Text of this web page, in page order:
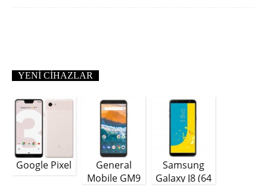
YENI CIHAZLAR
Google Pixel
General
Mobile GM9
Samsung
Galaxy J8 (64